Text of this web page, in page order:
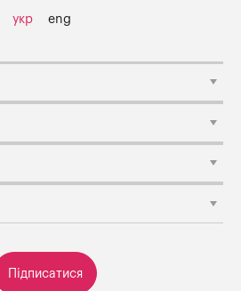
укр eng
Підписатися